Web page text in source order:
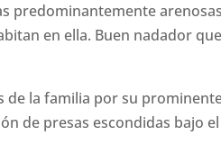
predominantemente
en ella. Buen nadador
la familia por su
de presas escondidas bajo